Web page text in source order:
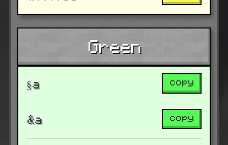
Green
§a copy
&a copy